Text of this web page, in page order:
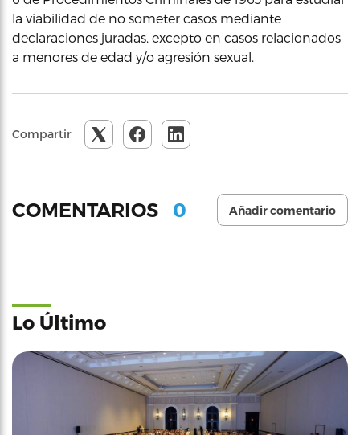
la viabilidad de no someter casos mediante
declaraciones juradas, excepto en casos relacionados
a menores de edad y/o agresión sexual.
Compartir
COMENTARIOS 0 Añadir comentario
Lo Último